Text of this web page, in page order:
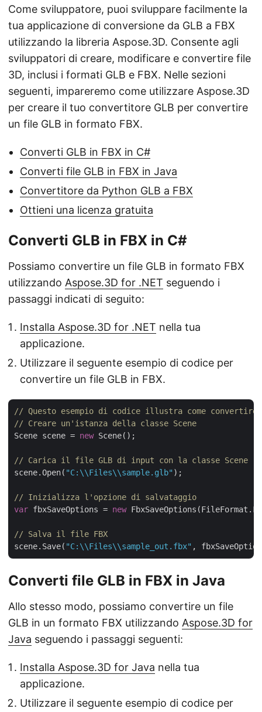
Come sviluppatore, puoi sviluppare facilmente la
tua applicazione di conversione da GLB a FBX
utilizzando la libreria Aspose.3D. Consente agli
sviluppatori di creare, modificare e convertire file
3D, inclusi i formati GLB e FBX. Nelle sezioni
seguenti, impareremo come utilizzare Aspose.3D
per creare il tuo convertitore GLB per convertire
un file GLB in formato FBX.
Converti GLB in FBX in C#
Converti file GLB in FBX in Java
Convertitore da Python GLB a FBX
Ottieni una licenza gratuita
Converti GLB in FBX in C#
Possiamo convertire un file GLB in formato FBX
utilizzando Aspose.3D for .NET seguendo i
passaggi indicati di seguito:
Installa Aspose.3D for .NET nella tua
applicazione.
Utilizzare il seguente esempio di codice per
convertire un file GLB in FBX.
// Questo esempio di codice illustra come convertire
// Creare un'istanza della classe Scene
Scene scene = new Scene();
// Carica il file GLB di input con la classe Scene
scene.Open( "C:\\Files\\sample.glb" );
// Inizializza l'opzione di salvataggio
var fbxSaveOptions = new
// Salva il file FBX
scene.Save( "C:\\Files\\sample_out.fbx"
Converti file GLB in FBX in Java
Allo stesso modo, possiamo convertire un file
GLB in un formato FBX utilizzando Aspose.3D for
Java seguendo i passaggi seguenti:
Installa Aspose.3D for Java nella tua
applicazione.
Utilizzare il seguente esempio di codice per